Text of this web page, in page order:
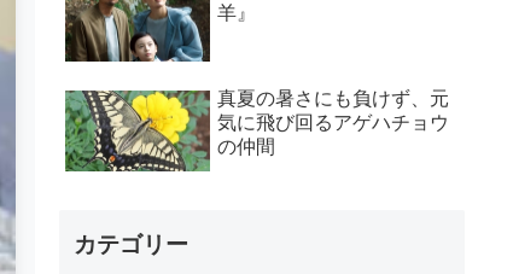
羊』
真夏の暑さにも負けず、元
気に飛び回るアゲハチョウ
の仲間
カテゴリー